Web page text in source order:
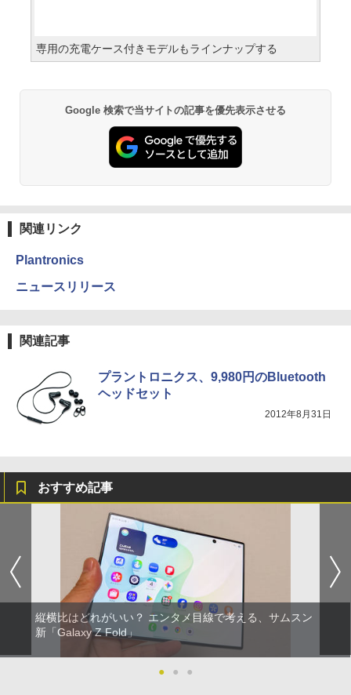
専用の充電ケース付きモデルもラインナップする
Google 検索で当サイトの記事を優先表示させる
関連リンク
Plantronics
ニュースリリース
関連記事
プラントロニクス、9,980円のBluetooth
ヘッドセット
2012年8月31日
おすすめ記事
縦横比はどれがいい？ エンタメ目線で考える、サムスン
新「Galaxy Z Fold」
● ● ●